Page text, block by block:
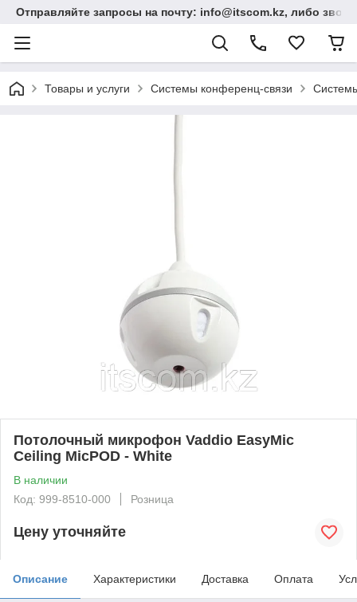
Отправляйте запросы на почту: info@itscom.kz, либо
Товары и услуги Системы конференц-связи
Потолочный микрофон Vaddio EasyMic
Ceiling MicPOD - White
В наличии
Код: 999-8510-000
Розница
Цену уточняйте
Описание Характеристики Доставка Оплата